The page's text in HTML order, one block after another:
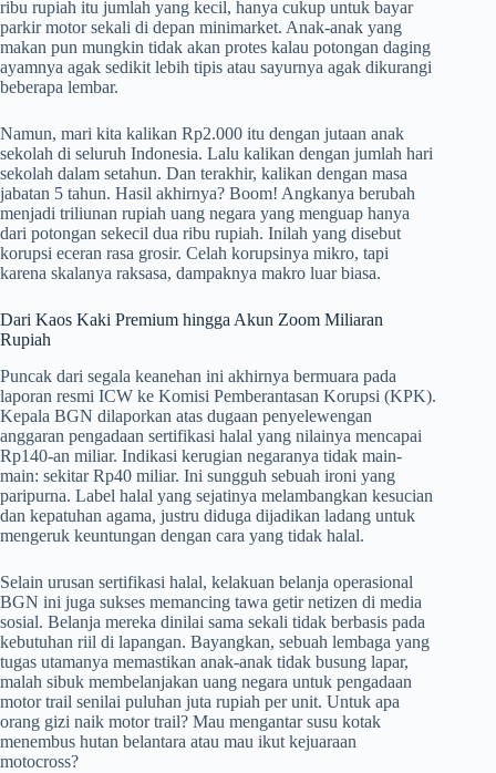
ribu rupiah itu jumlah yang kecil, hanya cukup untuk bayar
parkir motor sekali di depan minimarket. Anak-anak yang
makan pun mungkin tidak akan protes kalau potongan daging
ayamnya agak sedikit lebih tipis atau sayurnya agak dikurangi
beberapa lembar.
Namun, mari kita kalikan Rp2.000 itu dengan jutaan anak
sekolah di seluruh Indonesia. Lalu kalikan dengan jumlah hari
sekolah dalam setahun. Dan terakhir, kalikan dengan masa
jabatan 5 tahun. Hasil akhirnya? Boom! Angkanya berubah
menjadi triliunan rupiah uang negara yang menguap hanya
dari potongan sekecil dua ribu rupiah. Inilah yang disebut
korupsi eceran rasa grosir. Celah korupsinya mikro, tapi
karena skalanya raksasa, dampaknya makro luar biasa.
Dari Kaos Kaki Premium hingga Akun Zoom Miliaran
Rupiah
Puncak dari segala keanehan ini akhirnya bermuara pada
laporan resmi ICW ke Komisi Pemberantasan Korupsi (KPK).
Kepala BGN dilaporkan atas dugaan penyelewengan
anggaran pengadaan sertifikasi halal yang nilainya mencapai
Rp140-an miliar. Indikasi kerugian negaranya tidak main-
main: sekitar Rp40 miliar. Ini sungguh sebuah ironi yang
paripurna. Label halal yang sejatinya melambangkan kesucian
dan kepatuhan agama, justru diduga dijadikan ladang untuk
mengeruk keuntungan dengan cara yang tidak halal.
Selain urusan sertifikasi halal, kelakuan belanja operasional
BGN ini juga sukses memancing tawa getir netizen di media
sosial. Belanja mereka dinilai sama sekali tidak berbasis pada
kebutuhan riil di lapangan. Bayangkan, sebuah lembaga yang
tugas utamanya memastikan anak-anak tidak busung lapar,
malah sibuk membelanjakan uang negara untuk pengadaan
motor trail senilai puluhan juta rupiah per unit. Untuk apa
orang gizi naik motor trail? Mau mengantar susu kotak
menembus hutan belantara atau mau ikut kejuaraan
motocross?